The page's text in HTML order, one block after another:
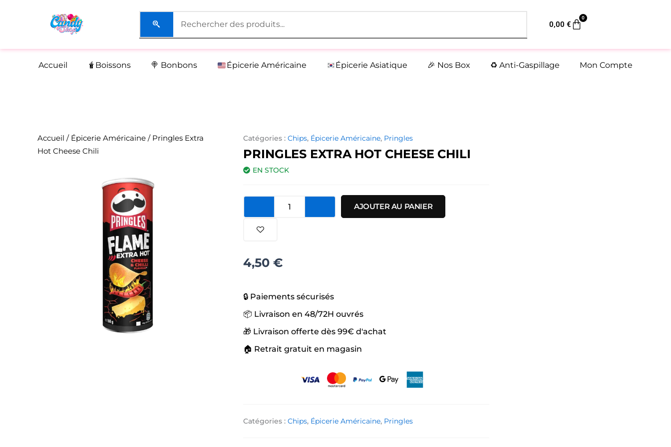
0,00€
0
Panier
Accueil 🧋Boissons 🍭 Bonbons Épicerie Américaine Épicerie Asiatique 🎉 Nos Box ♻️ Anti-Gaspillage Mon Compte
Accueil / Épicerie Américaine / Pringles Extra
Hot Cheese Chili
Catégories : Chips, Épicerie Américaine, Pringles
PRINGLES EXTRA HOT CHEESE CHILI
EN STOCK
quantité
Chili
AJOUTER AU PANIER
4,50 €
🔒 Paiements sécurisés
📦 Livraison en 48/72H ouvrés
🎁 Livraison offerte dès 99€ d'achat
🏠 Retrait gratuit en magasin
Catégories : Chips, Épicerie Américaine, Pringles